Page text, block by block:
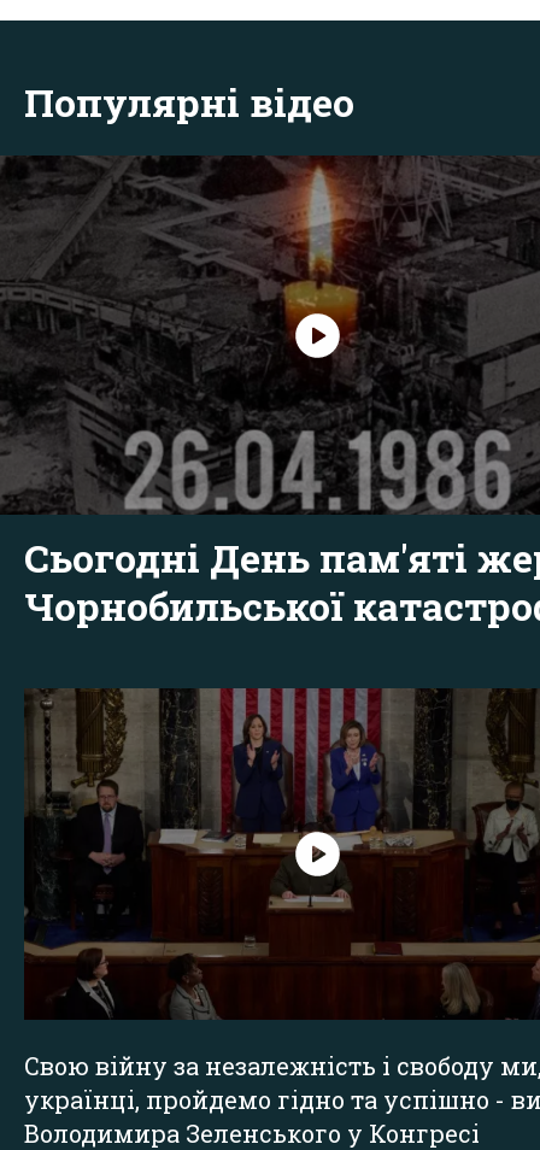
Популярні відео
Сьогодні День пам'яті
Чорнобильської
Свою війну за незалежність і свободу
українці, пройдемо гідно та успішно -
Володимира Зеленського у Конгресі